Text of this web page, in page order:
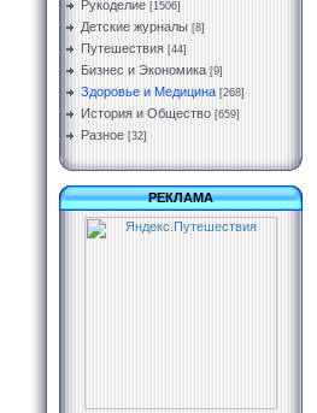
Рукоделие [1506]
Детские журналы [8]
Путешествия [44]
Бизнес и Экономика [9]
Здоровье и Медицина [268]
История и Общество [659]
Разное [32]
РЕКЛАМА